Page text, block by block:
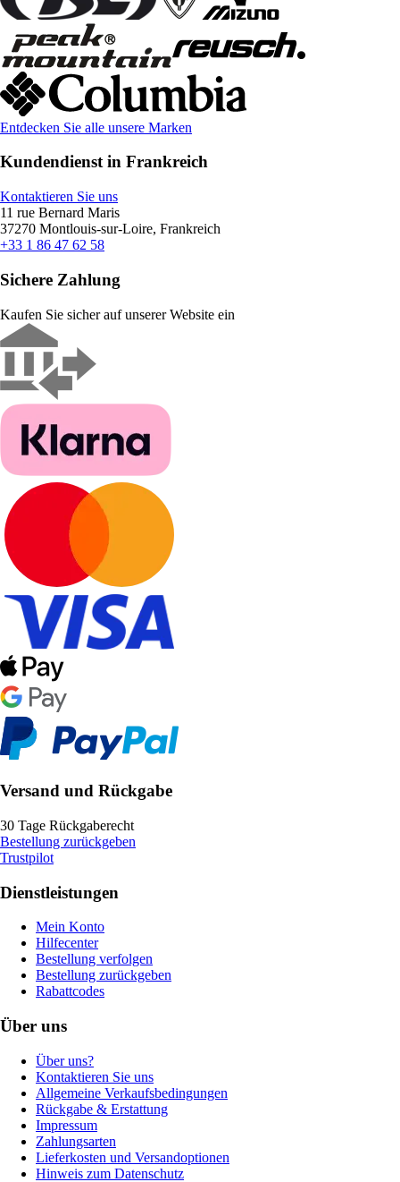
Entdecken Sie alle unsere Marken
Kundendienst in Frankreich
Kontaktieren Sie uns
11 rue Bernard Maris
37270 Montlouis-sur-Loire, Frankreich
+33 1 86 47 62 58
Sichere Zahlung
Kaufen Sie sicher auf unserer Website ein
Versand und Rückgabe
30 Tage Rückgaberecht
Bestellung zurückgeben
Trustpilot
Dienstleistungen
Mein Konto
Hilfecenter
Bestellung verfolgen
Bestellung zurückgeben
Rabattcodes
Über uns
Über uns?
Kontaktieren Sie uns
Allgemeine Verkaufsbedingungen
Rückgabe & Erstattung
Impressum
Zahlungsarten
Lieferkosten und Versandoptionen
Hinweis zum Datenschutz